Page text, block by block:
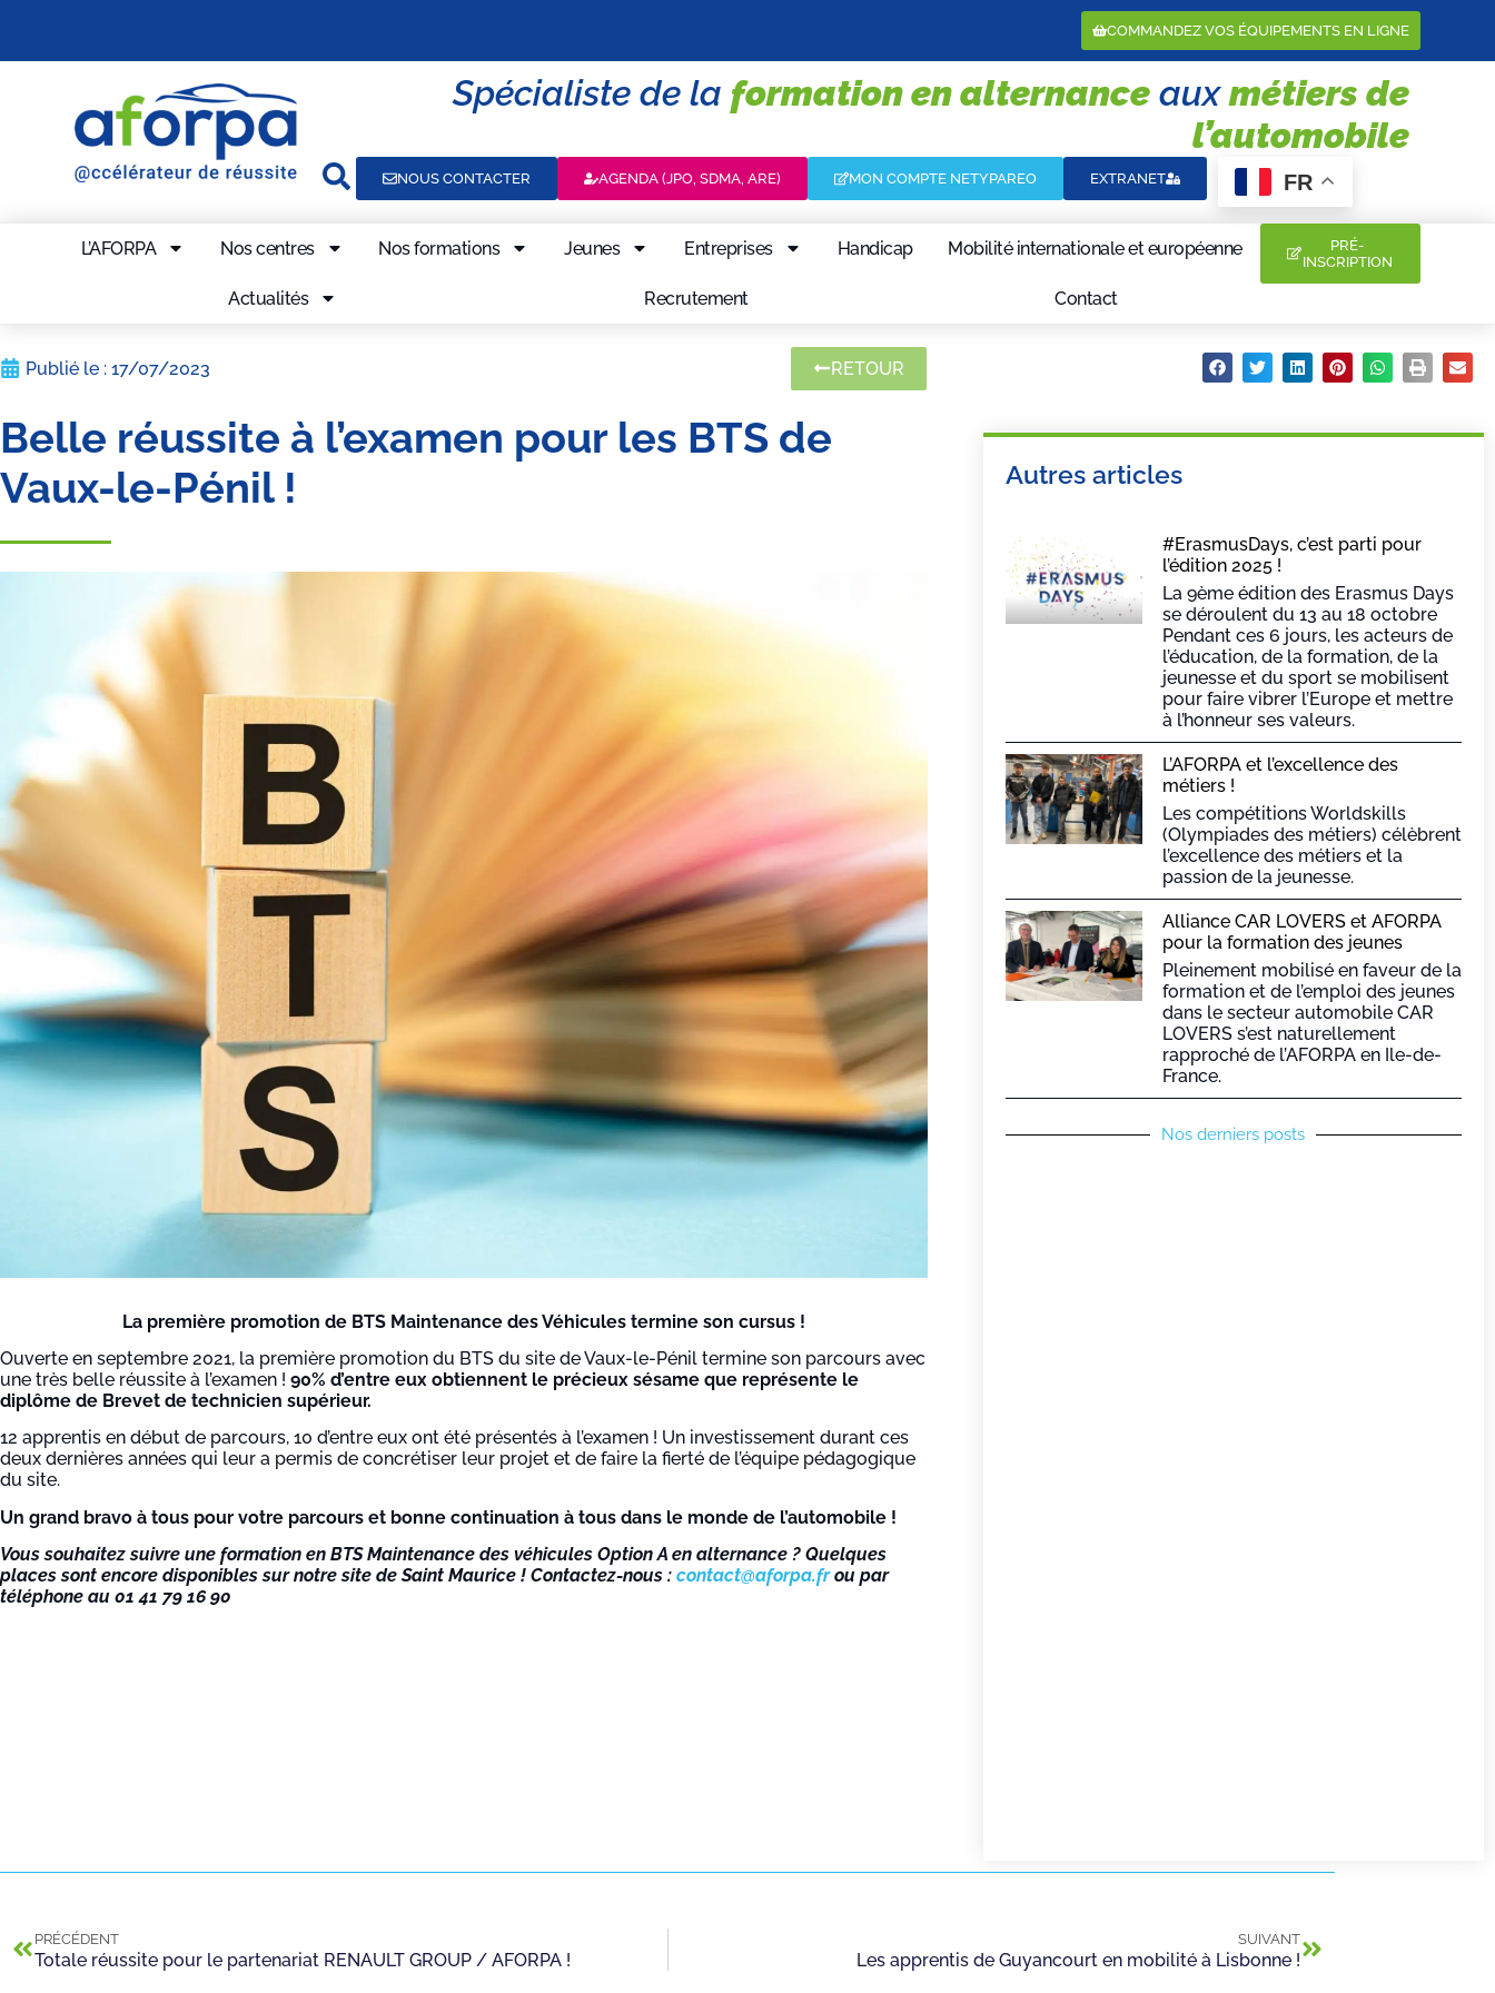
COMMANDEZ VOS ÉQUIPEMENTS EN LIGNE
Spécialiste de la formation en alternanceauxmétiers de
l’automobile
NOUS CONTACTER AGENDA (JPO, SDMA, ARE) MON COMPTE NETYPAREO EXTRANET FR
L’AFORPA Nos centres Nos formations Jeunes Entreprises Handicap Mobilité internationale et européenne
Actualités Recrutement Contact
PRÉ-
INSCRIPTION
Publié le : 17/07/2023 RETOUR
Belle réussite à l’examen pour les BTS de
Vaux-le-Pénil !
La première promotion de BTS Maintenance des Véhicules termine son cursus !
Ouverte en septembre 2021, la première promotion du BTS du site de Vaux-le-Pénil termine son parcours avec
une très belle réussite à l’examen ! 90% d’entre eux obtiennent le précieux sésame que représente le
diplôme de Brevet de technicien supérieur.
12 apprentis en début de parcours, 10 d’entre eux ont été présentés à l’examen ! Un investissement durant ces
deux dernières années qui leur a permis de concrétiser leur projet et de faire la fierté de l’équipe pédagogique
du site.
Un grand bravo à tous pour votre parcours et bonne continuation à tous dans le monde de l’automobile !
Vous souhaitez suivre une formation en BTS Maintenance des véhicules Option A en alternance ? Quelques
places sont encore disponibles sur notre site de Saint Maurice ! Contactez-nous : contact@aforpa.frou par
téléphone au 01 41 79 16 90
Autres articles
#ErasmusDays, c’est parti pour
l’édition 2025 !
La 9ème édition des Erasmus Days
se déroulent du 13 au 18 octobre
Pendant ces 6 jours, les acteurs de
l’éducation, de la formation, de la
jeunesse et du sport se mobilisent
pour faire vibrer l’Europe et mettre
à l’honneur ses valeurs.
L’AFORPA et l’excellence des
métiers !
Les compétitions Worldskills
(Olympiades des métiers) célèbrent
l’excellence des métiers et la
passion de la jeunesse.
Alliance CAR LOVERS et AFORPA
pour la formation des jeunes
Pleinement mobilisé en faveur de la
formation et de l’emploi des jeunes
dans le secteur automobile CAR
LOVERS s’est naturellement
rapproché de l’AFORPA en Ile-de-
France.
Nos derniers posts
PRÉCÉDENT
Totale réussite pour le partenariat RENAULT GROUP / AFORPA !
SUIVANT
Les apprentis de Guyancourt en mobilité à Lisbonne !